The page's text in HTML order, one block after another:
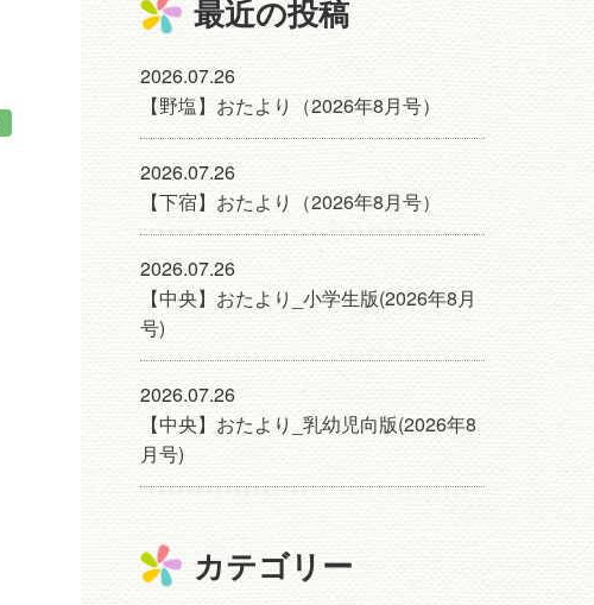
最近の投稿
2026.07.26
【野塩】おたより（2026年8月号）
2026.07.26
【下宿】おたより（2026年8月号）
2026.07.26
【中央】おたより_小学生版(2026年8月
号)
2026.07.26
【中央】おたより_乳幼児向版(2026年8
月号)
カテゴリー